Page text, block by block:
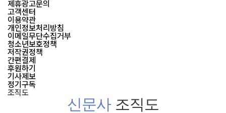
제휴광고문의
고객센터
이용약관
개인정보처리방침
이메일무단수집거부
청소년보호정책
저작권정책
간편결제
후원하기
기사제보
정기구독
조직도
신문사조직도